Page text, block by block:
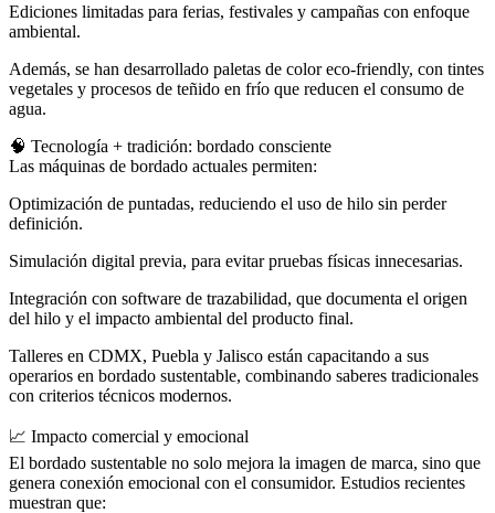
Ediciones limitadas para ferias, festivales y campañas con enfoque
ambiental.
Además, se han desarrollado paletas de color eco-friendly, con tintes
vegetales y procesos de teñido en frío que reducen el consumo de
agua.
🧠 Tecnología + tradición: bordado consciente
Las máquinas de bordado actuales permiten:
Optimización de puntadas, reduciendo el uso de hilo sin perder
definición.
Simulación digital previa, para evitar pruebas físicas innecesarias.
Integración con software de trazabilidad, que documenta el origen
del hilo y el impacto ambiental del producto final.
Talleres en CDMX, Puebla y Jalisco están capacitando a sus
operarios en bordado sustentable, combinando saberes tradicionales
con criterios técnicos modernos.
📈 Impacto comercial y emocional
El bordado sustentable no solo mejora la imagen de marca, sino que
genera conexión emocional con el consumidor. Estudios recientes
muestran que: